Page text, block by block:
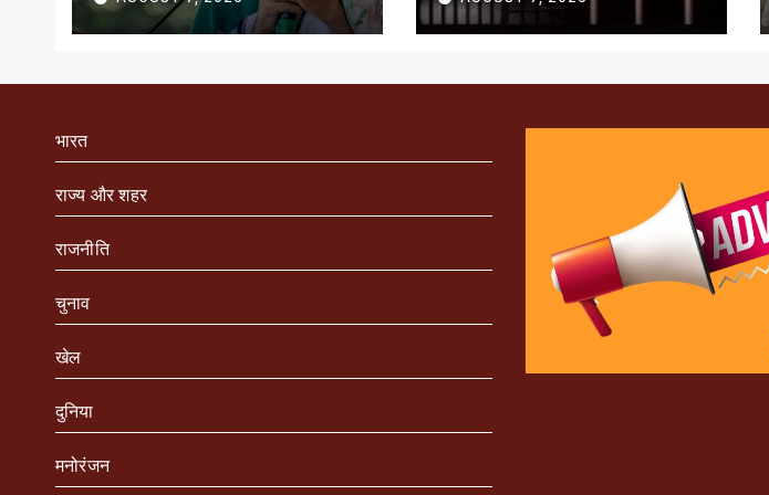
भारत
राज्य और शहर
राजनीति
चुनाव
खेल
दुनिया
मनोरंजन